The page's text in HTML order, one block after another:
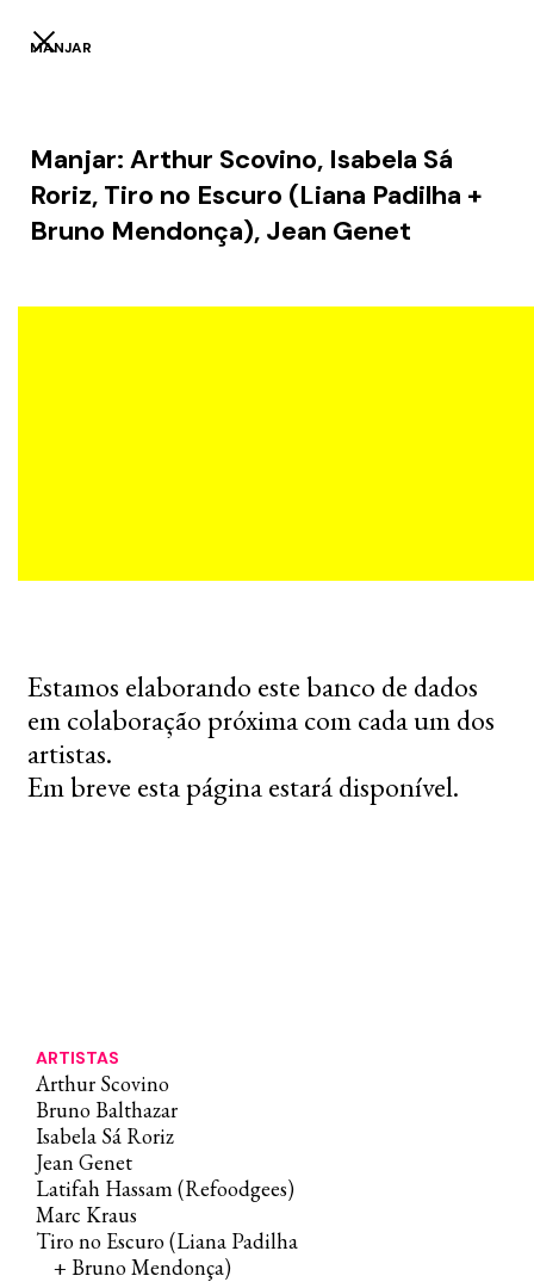
MANJAR
Manjar: Arthur Scovino, Isabela Sá
Roriz, Tiro no Escuro (Liana Padilha +
Bruno Mendonça), Jean Genet
ARTISTAS
Arthur Scovino
Bruno Balthazar
Isabela Sá Roriz
Jean Genet
Latifah Hassam (Refoodgees)
Marc Kraus
Tiro no Escuro (Liana Padilha
+ Bruno Mendonça)
Estamos elaborando este banco de dados
em colaboração próxima com cada um dos
artistas.
Em breve esta página estará disponível.